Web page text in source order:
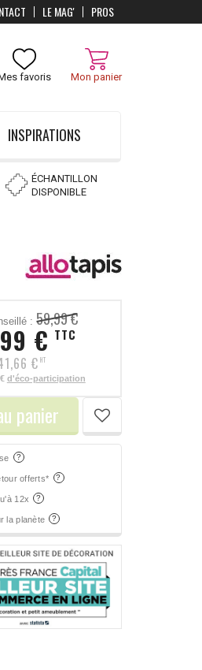
Mon panier
favoris
INSPIRATIONS
ÉCHANTILLON
DISPONIBLE
:59,99 €
€ TTC
€ HT
d'éco-participation
panier
offerts*
12x
la planète
PROS
LE MAG'
dès 100 €